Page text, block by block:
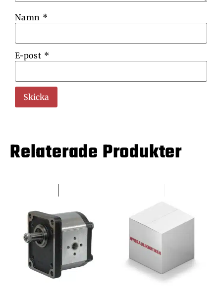
Namn *
E-post *
Relaterade Produkter